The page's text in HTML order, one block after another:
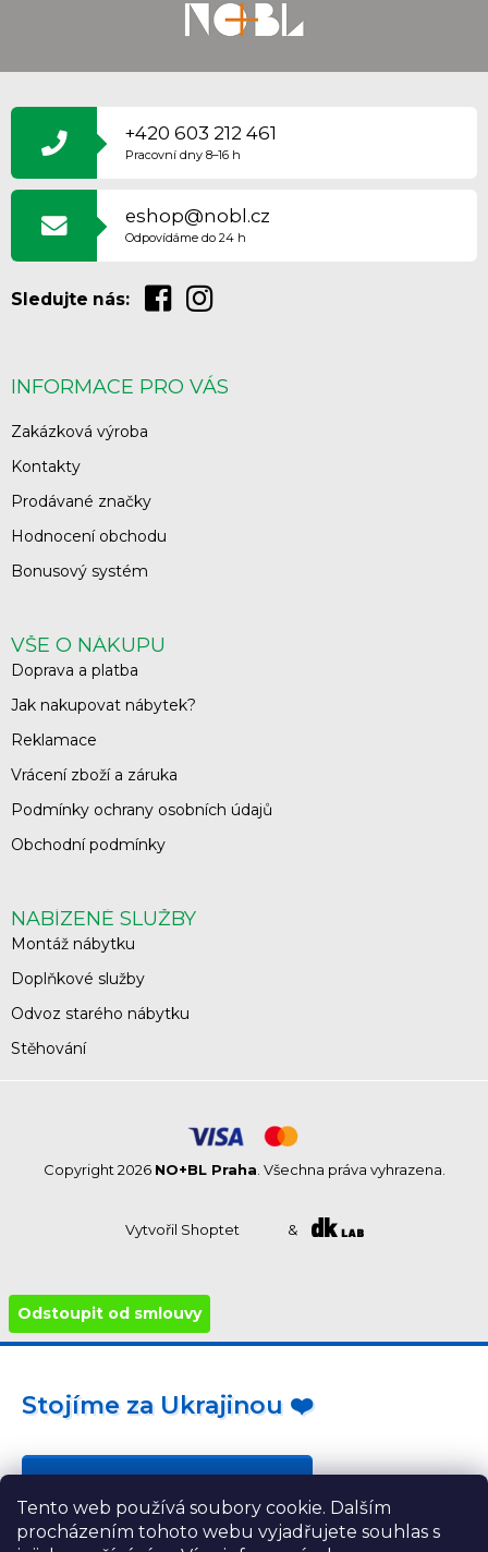
Tento web používá soubory cookie. Dalším
procházením tohoto webu vyjadřujete souhlas s
Á
T
+420 603 212 461
Pracovní dny 8–16 h
eshop@nobl.cz
Odpovídáme do 24 h
Sledujte nás:
INFORMACE PRO VÁS
Zakázková výroba
Kontakty
Prodávané značky
Hodnocení obchodu
Bonusový systém
VŠE O NÁKUPU
Doprava a platba
Jak nakupovat nábytek?
Reklamace
Vrácení zboží a záruka
Podmínky ochrany osobních údajů
Obchodní podmínky
NABÍZENÉ SLUŽBY
Montáž nábytku
Doplňkové služby
Odvoz starého nábytku
Stěhování
Vytvořil Shoptet &
Copyright 2026 NO+BL Praha. Všechna práva vyhrazena.
Odstoupit od smlouvy
Stojíme za Ukrajinou ❤️